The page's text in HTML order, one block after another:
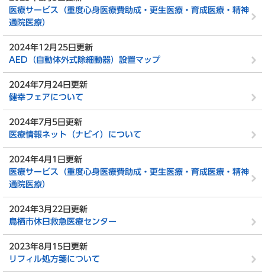
医療サービス（重度心身医療費助成・更生医療・育成医療・精神
通院医療）
2024年12月25日更新
AED（自動体外式除細動器）設置マップ
2024年7月24日更新
健幸フェアについて
2024年7月5日更新
医療情報ネット（ナビイ）について
2024年4月1日更新
医療サービス（重度心身医療費助成・更生医療・育成医療・精神
通院医療）
2024年3月22日更新
鳥栖市休日救急医療センター
2023年8月15日更新
リフィル処方箋について